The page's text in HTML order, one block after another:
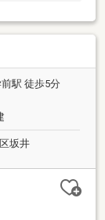
駅 徒歩5分
坂井